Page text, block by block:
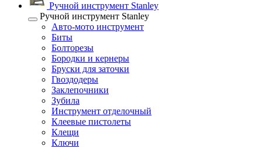
Ручной инструмент Stanley
Ручной инструмент Stanley
Авто-мото инструмент
Биты
Болторезы
Бородки и кернеры
Бруски для заточки
Гвоздодеры
Заклепочники
Зубила
Инструмент отделочный
Клеевые пистолеты
Клещи
Ключи